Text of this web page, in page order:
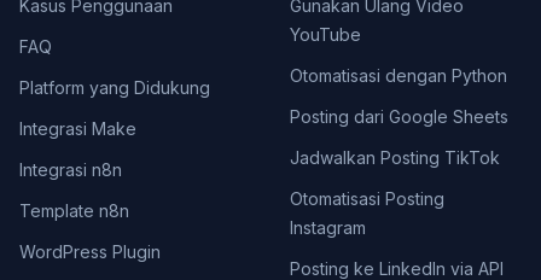
Kasus Penggunaan
FAQ
Platform yang Didukung
Integrasi Make
Integrasi n8n
Template n8n
WordPress Plugin
Gunakan Ulang Video
YouTube
Otomatisasi dengan Python
Posting dari Google Sheets
Jadwalkan Posting TikTok
Otomatisasi Posting
Instagram
Posting ke LinkedIn via API